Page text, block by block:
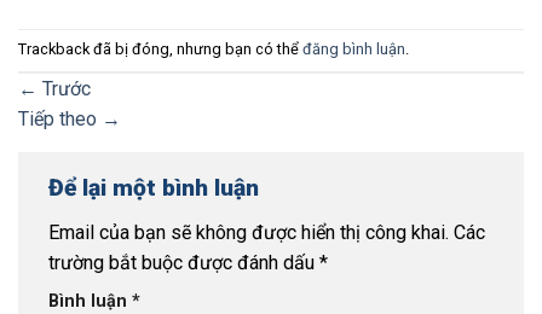
Trackback đã bị đóng, nhưng bạn có thể đăng bình luận.
← Trước
Tiếp theo →
Để lại một bình luận
Email của bạn sẽ không được hiển thị công khai. Các
trường bắt buộc được đánh dấu *
Bình luận *